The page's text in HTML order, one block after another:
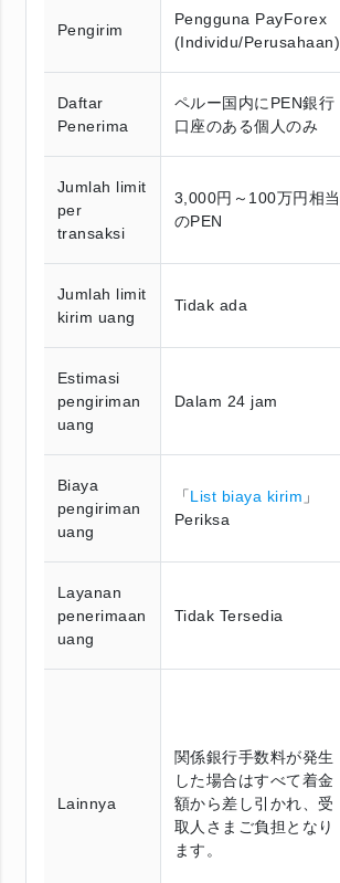
Pengirim
Pengguna PayForex
(Individu/Perusahaan)
Daftar
Penerima
ペルー国内にPEN銀行
口座のある個人のみ
Jumlah limit
per
transaksi
3,000円～100万円相当
のPEN
Jumlah limit
kirim uang
Tidak ada
Estimasi
pengiriman
uang
Dalam 24 jam
Biaya
pengiriman
uang
「List biaya kirim 」
Periksa
Layanan
penerimaan
uang
Tidak Tersedia
Lainnya
関係銀行手数料が発生
した場合はすべて着金
額から差し引かれ、受
取人さまご負担となり
ます。